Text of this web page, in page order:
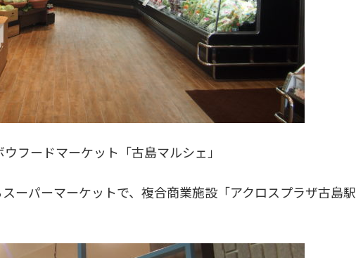
ウフードマーケット「古島マルシェ」
ーパーマーケットで、複合商業施設「アクロスプラザ古島駅